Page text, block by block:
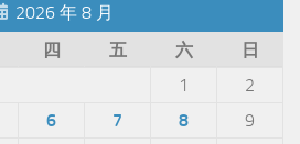
2026 年 8 月
四 五 六
日
1
2
6 7 8
9